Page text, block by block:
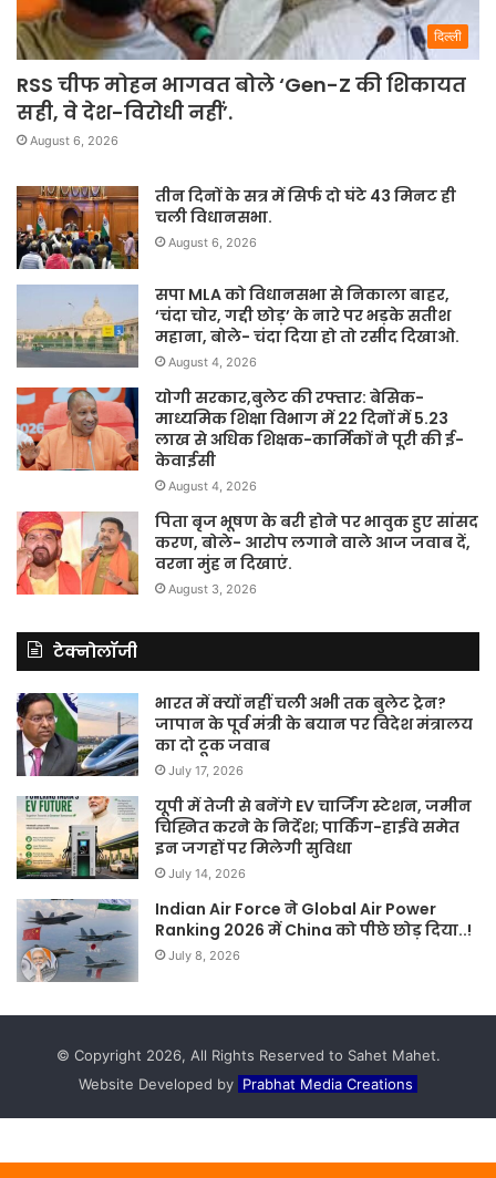
दिल्ली
RSS चीफ मोहन भागवत बोले ‘Gen-Z की शिकायत
सही, वे देश-विरोधी नहीं’.
August 6, 2026
तीन दिनों के सत्र में सिर्फ दो घंटे 43 मिनट ही
चली विधानसभा.
August 6, 2026
सपा MLA को विधानसभा से निकाला बाहर,
‘चंदा चोर, गद्दी छोड़’ के नारे पर भड़के सतीश
महाना, बोले- चंदा दिया हो तो रसीद दिखाओ.
August 4, 2026
योगी सरकार,बुलेट की रफ्तार: बेसिक-
माध्यमिक शिक्षा विभाग में 22 दिनों में 5.23
लाख से अधिक शिक्षक-कार्मिकों ने पूरी की ई-
केवाईसी
August 4, 2026
पिता बृज भूषण के बरी होने पर भावुक हुए सांसद
करण, बोले- आरोप लगाने वाले आज जवाब दें,
वरना मुंह न दिखाएं.
August 3, 2026
टेक्नोलॉजी
भारत में क्यों नहीं चली अभी तक बुलेट ट्रेन?
जापान के पूर्व मंत्री के बयान पर विदेश मंत्रालय
का दो टूक जवाब
July 17, 2026
यूपी में तेजी से बनेंगे EV चार्जिंग स्टेशन, जमीन
चिह्नित करने के निर्देश; पार्किंग-हाईवे समेत
इन जगहों पर मिलेगी सुविधा
July 14, 2026
Indian Air Force ने Global Air Power
Ranking 2026 में China को पीछे छोड़ दिया..!
July 8, 2026
© Copyright 2026, All Rights Reserved to Sahet Mahet.
Website Developed by Prabhat Media Creations